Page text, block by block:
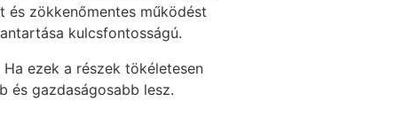
zökkenőmentes működést
kulcsfontosságú.
ezek a részek tökéletesen
és gazdaságosabb lesz.